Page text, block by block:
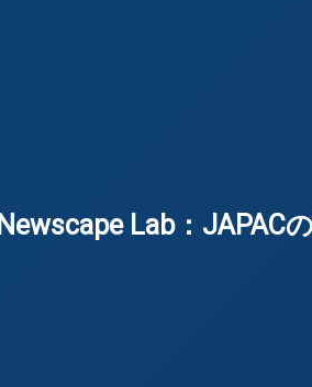
Newscape Lab：JAPAC